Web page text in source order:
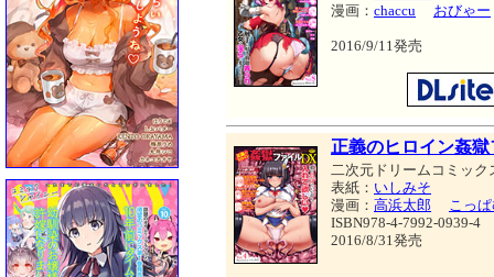
漫画： chaccu おびゃー
2016/9/11発売
正義のヒロイン姦
二次元ドリームコミック
表紙： いしみそ
漫画： 高浜太郎
こっ
ISBN978-4-7992-0939-4
2016/8/31発売